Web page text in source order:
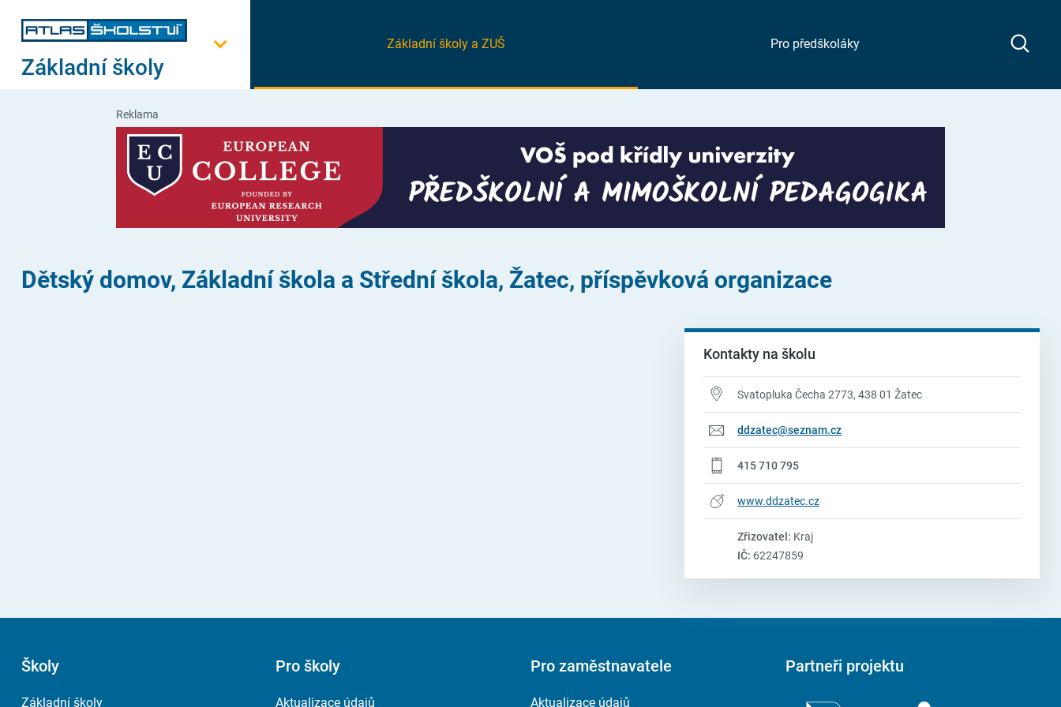
Základní školy
Základní školy a ZUŠ Pro předškoláky
Reklama
Dětský domov, Základní škola a Střední škola, Žatec, příspěvková organizace
Kontakty na školu
Svatopluka Čecha 2773, 438 01 Žatec
ddzatec@seznam.cz
415 710 795
www.ddzatec.cz
Zřizovatel: Kraj
IČ: 62247859
Školy
Základní školy
Pro školy
Aktualizace údajů
Pro zaměstnavatele
Aktualizace údajů
Partneři projektu